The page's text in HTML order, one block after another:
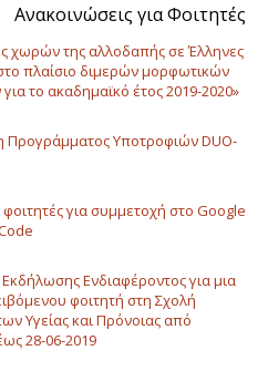
Ανακοινώσεις για Φοιτητές
χωρών της αλλοδαπής σε Έλληνες
πλαίσιο διμερών μορφωτικών
το ακαδημαϊκό έτος 2019-2020»
Προγράμματος Υποτροφιών DUO-
για συμμετοχή στο Google
Ενδιαφέροντος για μια
φοιτητή στη Σχολή
Υγείας και Πρόνοιας από
28-06-2019